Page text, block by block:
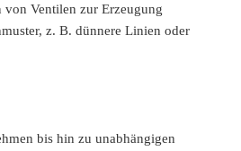
von Ventilen zur Erzeugung
z. B. dünnere Linien oder
bis hin zu unabhängigen